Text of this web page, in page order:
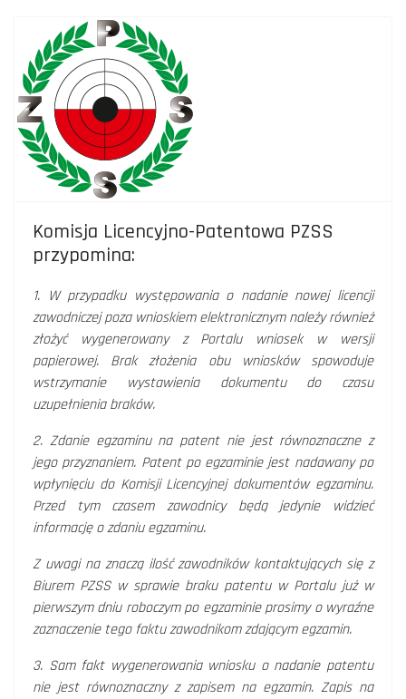
Komisja Licencyjno-Patentowa PZSS
przypomina:
1. W przypadku występowania o nadanie nowej licencji
zawodniczej poza wnioskiem elektronicznym należy również
złożyć wygenerowany z Portalu wniosek w wersji
papierowej. Brak złożenia obu wniosków spowoduje
wstrzymanie wystawienia dokumentu do czasu
uzupełnienia braków.
2. Zdanie egzaminu na patent nie jest równoznaczne z
jego przyznaniem. Patent po egzaminie jest nadawany po
wpłynięciu do Komisji Licencyjnej dokumentów egzaminu.
Przed tym czasem zawodnicy będą jedynie widzieć
informację o zdaniu egzaminu.
Z uwagi na znaczą ilość zawodników kontaktujących się z
Biurem PZSS w sprawie braku patentu w Portalu już w
pierwszym dniu roboczym po egzaminie prosimy o wyraźne
zaznaczenie tego faktu zawodnikom zdającym egzamin.
3. Sam fakt wygenerowania wniosku o nadanie patentu
nie jest równoznaczny z zapisem na egzamin. Zapis na